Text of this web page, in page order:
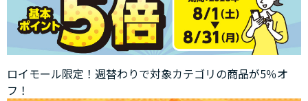
ロイモール限定！週替わりで対象カテゴリの商品が5％オ
フ！